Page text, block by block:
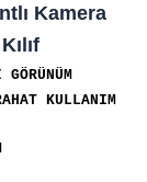
Kamera
KULLANIM